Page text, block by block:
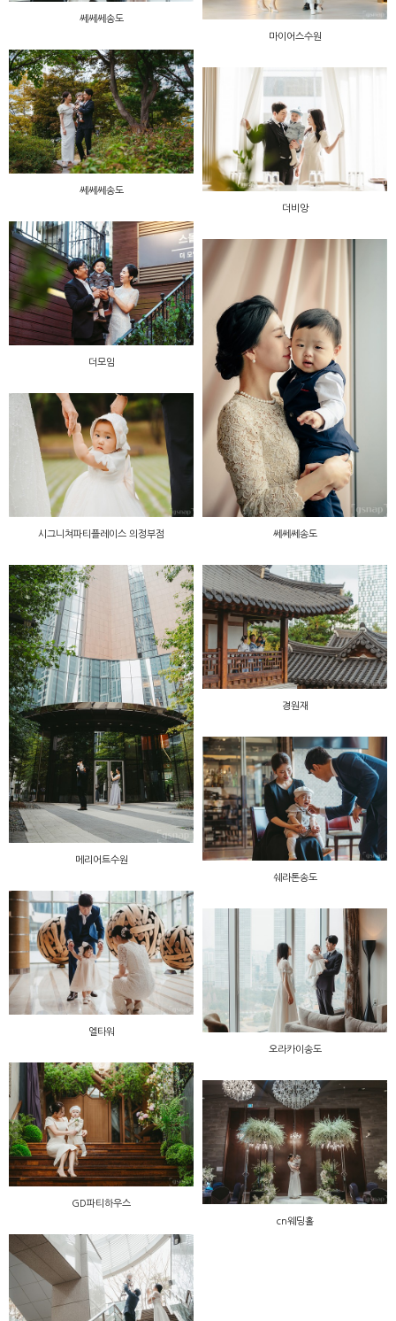
쎄쎄쎄송도
마이어스수원
쎄쎄쎄송도
더비앙
더모임
쎄쎄쎄송도
시그니쳐파티플레이스 의정부점
메리어트수원
경원재
쉐라톤송도
엘타워
오라카이송도
GD파티하우스
cn웨딩홀